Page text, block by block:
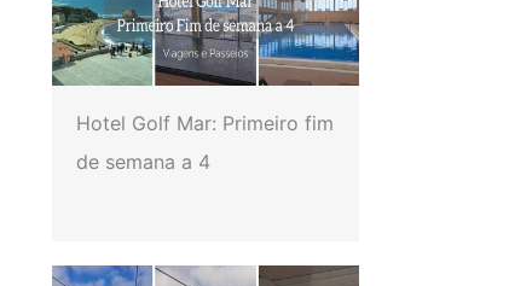
Hotel Golf Mar: Primeiro fim
de semana a 4